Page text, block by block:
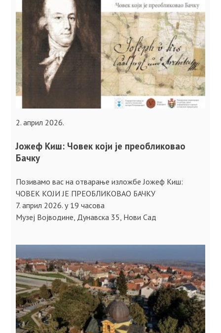
2. април 2026.
Јожеф Киш: Човек који је преобликовао
Бачку
Позивамо вас на отварање изложбе Јожеф Киш:
ЧОВЕК КОЈИ ЈЕ ПРЕОБЛИКОВАО БАЧКУ
7. април 2026. у 19 часова
Музеј Војводине, Дунавска 35, Нови Сад